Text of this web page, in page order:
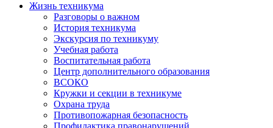
Жизнь техникума
Разговоры о важном
История техникума
Экскурсия по техникуму
Учебная работа
Воспитательная работа
Центр дополнительного образования
ВСОКО
Кружки и секции в техникуме
Охрана труда
Противопожарная безопасность
Профилактика правонарушений